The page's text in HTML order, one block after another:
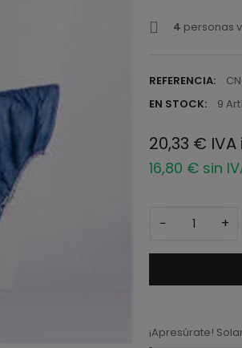
4 personas
REFERENCIA:
EN STOCK:
9
20,33 €
16,80 € sin
− +
¡Apresúrate!